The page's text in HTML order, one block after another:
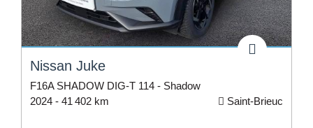
Nissan Juke
F16A SHADOW DIG-T 114 - Shadow
2024 - 41 402 km Saint-Brieuc